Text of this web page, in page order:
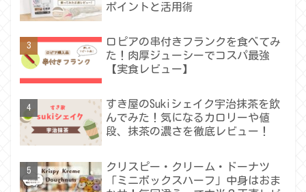
ポイントと活用術
ロピアの串付きフランクを食べてみ
た！肉厚ジューシーでコスパ最強
【実食レビュー】
すき屋のSukiシェイク宇治抹茶を飲
んでみた！気になるカロリーや値
段、抹茶の濃さを徹底レビュー！
クリスピー・クリーム・ドーナツ
「ミニボックスハーフ」中身はおま